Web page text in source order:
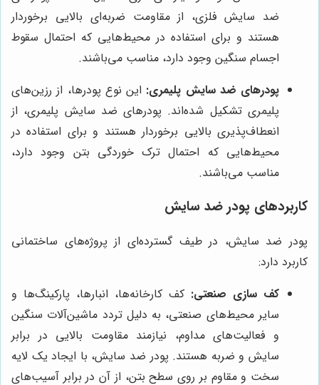
ضد سایش فلزی، از مقاومت ضربه‌ای بالایی برخوردار
هستند و برای استفاده در محیط‌هایی که احتمال سقوط
اجسام سنگین وجود دارد، مناسب می‌باشند.
پودرهای ضد سایش پلیمری: این نوع پودرها، از رزین‌های
پلیمری تشکیل شده‌اند. پودرهای ضد سایش پلیمری، از
انعطاف‌پذیری بالایی برخوردار هستند و برای استفاده در
محیط‌هایی که احتمال ترک خوردگی بتن وجود دارد،
مناسب می‌باشند.
کاربردهای پودر ضد سایش
پودر ضد سایش، در طیف گسترده‌ای از پروژه‌های ساختمانی
کاربرد دارد:
کف سازی صنعتی: کف کارخانه‌ها، انبارها، پارکینگ‌ها و
سایر محیط‌های صنعتی، به دلیل تردد ماشین‌آلات سنگین
و فعالیت‌های مداوم، نیازمند مقاومت بالایی در برابر
سایش و ضربه هستند. پودر ضد سایش، با ایجاد یک لایه
سخت و مقاوم بر روی سطح بتن، از آن در برابر آسیب‌های